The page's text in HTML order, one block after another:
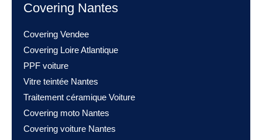
Covering Nantes
Covering Vendee
Covering Loire Atlantique
PPF voiture
Vitre teintée Nantes
Traitement céramique Voiture
Covering moto Nantes
Covering voiture Nantes